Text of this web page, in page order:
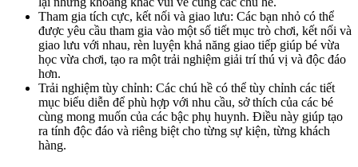
Tham gia tích cực, kết nối và giao lưu: Các bạn nhỏ có thể
được yêu cầu tham gia vào một số tiết mục trò chơi, kết nối và
giao lưu với nhau, rèn luyện khả năng giao tiếp giúp bé vừa
học vừa chơi, tạo ra một trải nghiệm giải trí thú vị và độc đáo
hơn.
Trải nghiệm tùy chỉnh: Các chú hề có thể tùy chỉnh các tiết
mục biểu diễn để phù hợp với nhu cầu, sở thích của các bé
cùng mong muốn của các bậc phụ huynh. Điều này giúp tạo
ra tính độc đáo và riêng biệt cho từng sự kiện, từng khách
hàng.